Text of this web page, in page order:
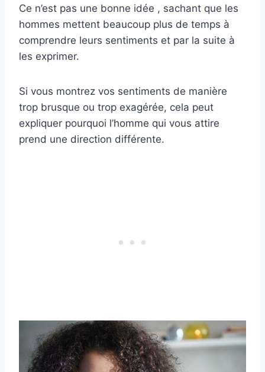
Ce n’est pas une bonne idée , sachant que les
hommes mettent beaucoup plus de temps à
comprendre leurs sentiments et par la suite à
les exprimer.
Si vous montrez vos sentiments de manière
trop brusque ou trop exagérée, cela peut
expliquer pourquoi l’homme qui vous attire
prend une direction différente.